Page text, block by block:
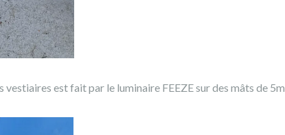
vestiaires est fait par le luminaire FEEZE sur des mâts de 5m.